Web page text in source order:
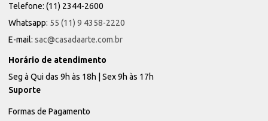
Telefone: (11) 2344-2600
Whatsapp: 55 (11) 9 4358-2220
E-mail: sac@casadaarte.com.br
Horário de atendimento
Seg à Qui das 9h às 18h | Sex 9h às 17h
Suporte
Formas de Pagamento